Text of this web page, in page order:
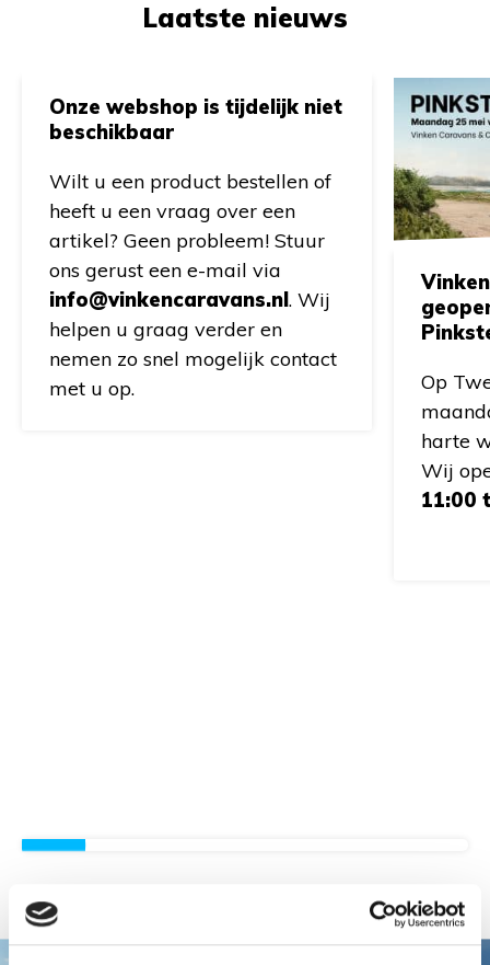
Laatste nieuws
Onze webshop is tijdelijk niet
beschikbaar
Wilt u een product bestellen of
heeft u een vraag over een
artikel? Geen probleem! Stuur
ons gerust een e-mail via
info@vinkencaravans.nl. Wij
helpen u graag verder en
nemen zo snel mogelijk contact
met u op.
Op
harte
Wij
11:00